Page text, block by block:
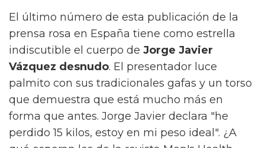
El último número de esta publicación de la
prensa rosa en España tiene como estrella
indiscutible el cuerpo de Jorge Javier
Vázquez desnudo. El presentador luce
palmito con sus tradicionales gafas y un torso
que demuestra que está mucho más en
forma que antes. Jorge Javier declara "he
perdido 15 kilos, estoy en mi peso ideal". ¿A